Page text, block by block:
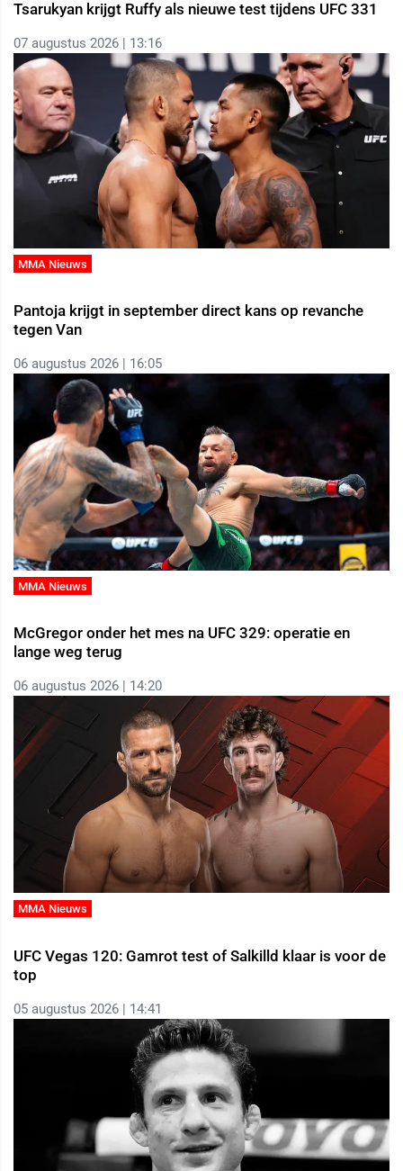
Tsarukyan krijgt Ruffy als nieuwe test tijdens UFC 331
07 augustus 2026 | 13:16
MMA Nieuws
Pantoja krijgt in september direct kans op revanche
tegen Van
06 augustus 2026 | 16:05
MMA Nieuws
McGregor onder het mes na UFC 329: operatie en
lange weg terug
06 augustus 2026 | 14:20
MMA Nieuws
UFC Vegas 120: Gamrot test of Salkilld klaar is voor de
top
05 augustus 2026 | 14:41